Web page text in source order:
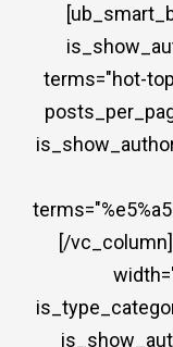
terms="hot-
[/